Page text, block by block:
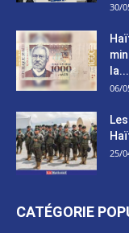
30/
la...
06/
25/
CATÉGORIE